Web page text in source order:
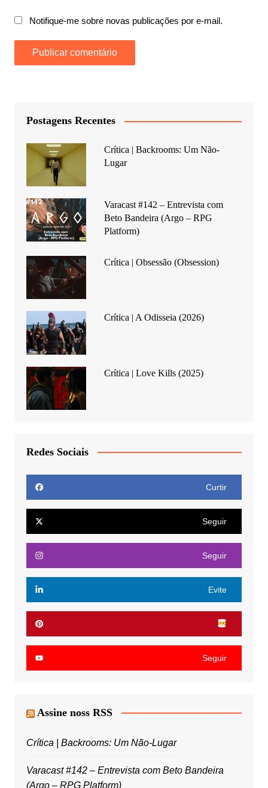
Notifique-me sobre novas publicações por e-mail.
Postagens Recentes
Crítica | Backrooms: Um Não-
Lugar
Varacast #142 – Entrevista com
Beto Bandeira (Argo – RPG
Platform)
Crítica | Obsessão (Obsession)
Crítica | A Odisseia (2026)
Crítica | Love Kills (2025)
Redes Sociais
Curtir
Seguir
Seguir
Evite
Seguir
Assine noss RSS
Crítica | Backrooms: Um Não-Lugar
Varacast #142 – Entrevista com Beto Bandeira
(Argo – RPG Platform)